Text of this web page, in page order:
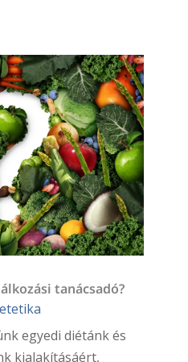
tanácsadó?
egyedi diétánk és
kialakításáért,